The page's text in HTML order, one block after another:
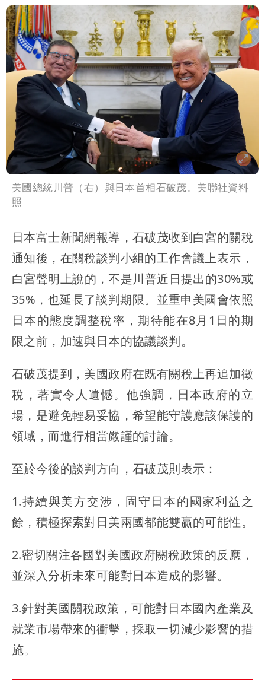
雨這時才變小
五月天冠佑20歲女兒「遭AI假造不雅影
像」 憤怒發聲：已截圖
最新風雨預測！今天「9地區」達停班課
標準
姜厚任女友3碩1博都在騙？ 精神科醫
師：「幻謊者」無法治
美國總統川普（右）與日本首相石破茂。美聯社資料
照
日本富士新聞網報導，石破茂收到白宮的關稅
通知後，在關稅談判小組的工作會議上表示，
白宮聲明上說的，不是川普近日提出的30%或
35%，也延長了談判期限。並重申美國會依照
日本的態度調整稅率，期待能在8月1日的期
限之前，加速與日本的協議談判。
石破茂提到，美國政府在既有關稅上再追加徵
稅，著實令人遺憾。他強調，日本政府的立
場，是避免輕易妥協，希望能守護應該保護的
領域，而進行相當嚴謹的討論。
至於今後的談判方向，石破茂則表示：
1.持續與美方交涉，固守日本的國家利益之
餘，積極探索對日美兩國都能雙贏的可能性。
2.密切關注各國對美國政府關稅政策的反應，
並深入分析未來可能對日本造成的影響。
3.針對美國關稅政策，可能對日本國內產業及
就業市場帶來的衝擊，採取一切減少影響的措
施。